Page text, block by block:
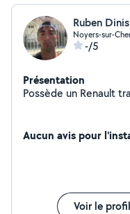
Ruben Dinis
Noyers-sur-
-/5
Présentation
Possède un Renault
Aucun avis pour
Voir le profil